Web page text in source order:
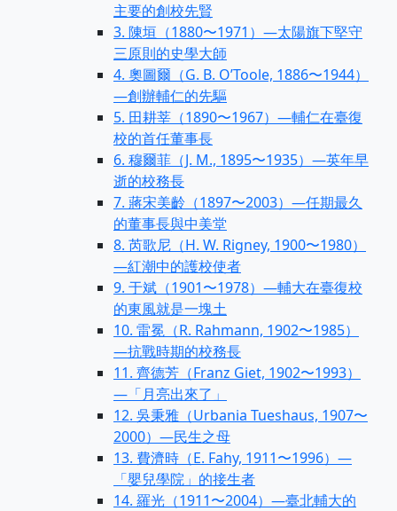
主要的創校先賢
3. 陳垣（1880〜1971）—太陽旗下堅守
三原則的史學大師
4. 奧圖爾（G. B. O’Toole, 1886〜1944）
—創辦輔仁的先驅
5. 田耕莘（1890〜1967）—輔仁在臺復
校的首任董事長
6. 穆爾菲（J. M., 1895〜1935）—英年早
逝的校務長
7. 蔣宋美齡（1897〜2003）—任期最久
的董事長與中美堂
8. 芮歌尼（H. W. Rigney, 1900〜1980）
—紅潮中的護校使者
9. 于斌（1901〜1978）—輔大在臺復校
的東風就是一塊土
10. 雷冕（R. Rahmann, 1902〜1985）
—抗戰時期的校務長
11. 齊德芳（Franz Giet, 1902〜1993）
—「月亮出來了」
12. 吳秉雅（Urbania Tueshaus, 1907〜
2000）—民生之母
13. 費濟時（E. Fahy, 1911〜1996）—
「嬰兒學院」的接生者
14. 羅光（1911〜2004）—臺北輔大的